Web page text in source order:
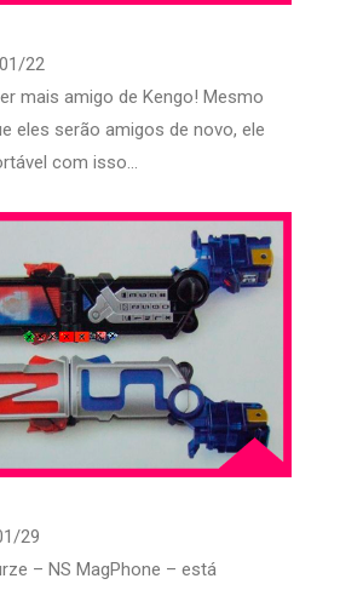
22
mais amigo de Kengo! Mesmo
eles serão amigos de novo, ele
com isso...
29
– NS MagPhone – está